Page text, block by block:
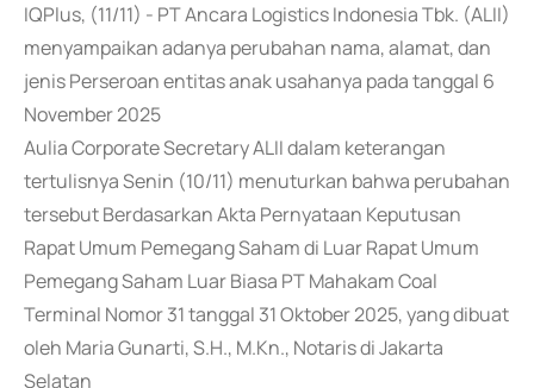
IQPlus, (11/11) - PT Ancara Logistics Indonesia Tbk. (ALII)
menyampaikan adanya perubahan nama, alamat, dan
jenis Perseroan entitas anak usahanya pada tanggal 6
November 2025
Aulia Corporate Secretary ALII dalam keterangan
tertulisnya Senin (10/11) menuturkan bahwa perubahan
tersebut Berdasarkan Akta Pernyataan Keputusan
Rapat Umum Pemegang Saham di Luar Rapat Umum
Pemegang Saham Luar Biasa PT Mahakam Coal
Terminal Nomor 31 tanggal 31 Oktober 2025, yang dibuat
oleh Maria Gunarti, S.H., M.Kn., Notaris di Jakarta
Selatan